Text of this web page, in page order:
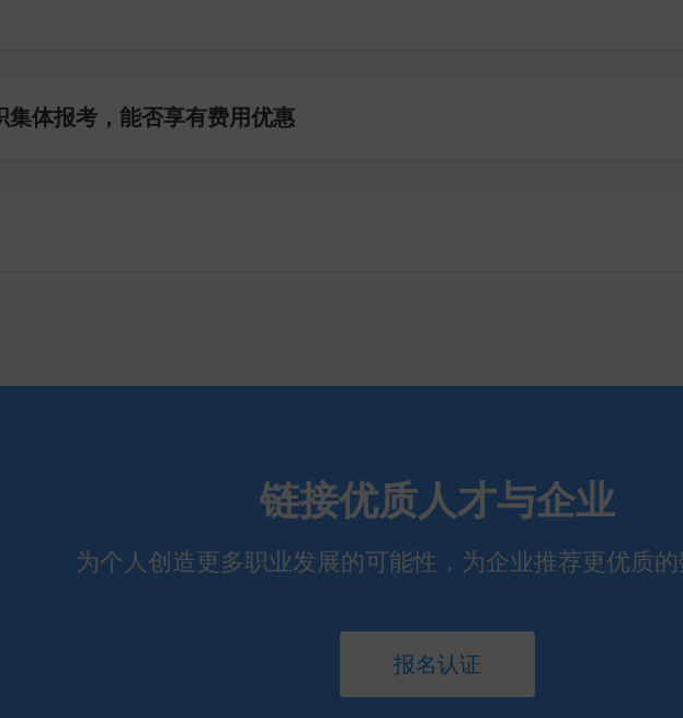
集体报考，能否享有费用优惠
链接优质人才与企业
为个人创造更多职业发展的可能性，为企业推荐更优质
报名认证